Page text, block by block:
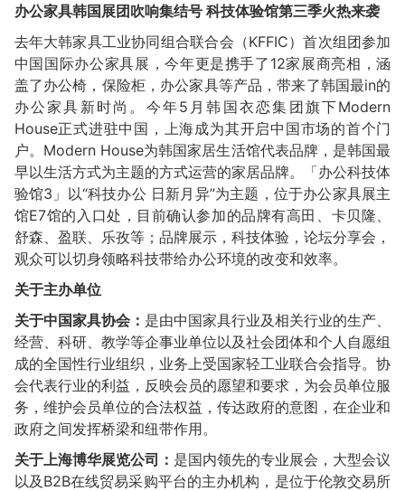
办公家具韩国展团吹响集结号 科技体验馆第三季火热来袭
去年大韩家具工业协同组合联合会（KFFIC）首次组团参加
中国国际办公家具展，今年更是携手了12家展商亮相，涵
盖了办公椅，保险柜，办公家具等产品，带来了韩国最in的
办公家具新时尚。今年5月韩国衣恋集团旗下Modern
House正式进驻中国，上海成为其开启中国市场的首个门
户。Modern House为韩国家居生活馆代表品牌，是韩国最
早以生活方式为主题的方式运营的家居品牌。「办公科技体
验馆3」以“科技办公 日新月异”为主题，位于办公家具展主
馆E7馆的入口处，目前确认参加的品牌有高田、卡贝隆、
舒森、盈联、乐孜等；品牌展示，科技体验，论坛分享会，
观众可以切身领略科技带给办公环境的改变和效率。
关于主办单位
关于中国家具协会： 是由中国家具行业及相关行业的生产、
经营、科研、教学等企事业单位以及社会团体和个人自愿组
成的全国性行业组织，业务上受国家轻工业联合会指导。协
会代表行业的利益，反映会员的愿望和要求，为会员单位服
务，维护会员单位的合法权益，传达政府的意图，在企业和
政府之间发挥桥梁和纽带作用。
关于上海博华展览公司： 是国内领先的专业展会，大型会议
以及B2B在线贸易采购平台的主办机构，是位于伦敦交易所